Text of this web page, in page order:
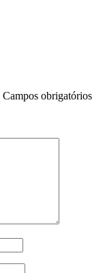
Campos obrigatórios